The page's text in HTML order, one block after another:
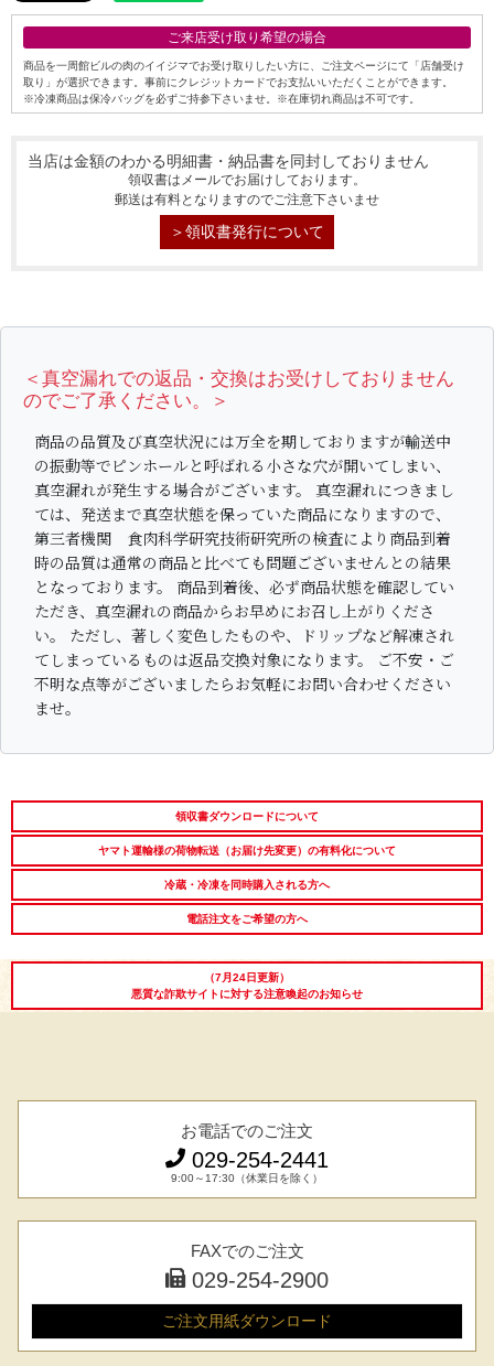
お中元ギフト
お中元ハムギフ
ト
誕生日ギフト
出産内祝い 結婚内祝い 法事・香典返し
長寿祝い 高級肉ギフト 法人ギフト
LINEギフト ふるさと納税
ご来店受け取り希望の場合
商品を一周館ビルの肉のイイジマでお受け取りしたい方に、ご注文ページにて「店舗受け
取り」が選択できます。事前にクレジットカードでお支払いいただくことができます。
※冷凍商品は保冷バッグを必ずご持参下さいませ。※在庫切れ商品は不可です。
当店は金額のわかる明細書・納品書を同封しておりません
領収書はメールでお届けしております。
郵送は有料となりますのでご注意下さいませ
＞領収書発行について
＜真空漏れでの返品・交換はお受けしておりません
のでご了承ください。＞
商品の品質及び真空状況には万全を期しておりますが輸送中
の振動等でピンホールと呼ばれる小さな穴が開いてしまい、
真空漏れが発生する場合がございます。 真空漏れにつきまし
ては、発送まで真空状態を保っていた商品になりますので、
第三者機関 食肉科学研究技術研究所の検査により商品到着
時の品質は通常の商品と比べても問題ございませんとの結果
となっております。 商品到着後、必ず商品状態を確認してい
ただき、真空漏れの商品からお早めにお召し上がりくださ
い。 ただし、著しく変色したものや、ドリップなど解凍され
てしまっているものは返品交換対象になります。 ご不安・ご
不明な点等がございましたらお気軽にお問い合わせください
ませ。
領収書ダウンロードについて
ヤマト運輸様の荷物転送（お届け先変更）の有料化について
冷蔵・冷凍を同時購入される方へ
電話注文をご希望の方へ
（7月24日更新）
悪質な詐欺サイトに対する注意喚起のお知らせ
お電話でのご注文
029-254-2441
9:00～17:30（休業日を除く）
FAXでのご注文
029-254-2900
ご注文用紙ダウンロード